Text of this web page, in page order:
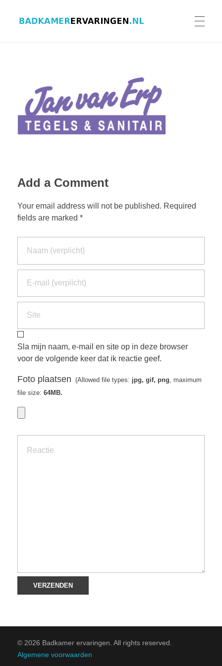
ERVARINGEN BADKAMERS
BADKAMERBROCHURES AANVRAGEN
CONTACT
Add a Comment
Your email address will not be published. Required
fields are marked *
Sla mijn naam, e-mail en site op in deze browser
voor de volgende keer dat ik reactie geef.
Foto plaatsen (Allowed file types: jpg, gif, png , maximum
file size: 64MB.
© 2026 Badkamer ervaringen. All rights reserved.
Algemene voorwaarden